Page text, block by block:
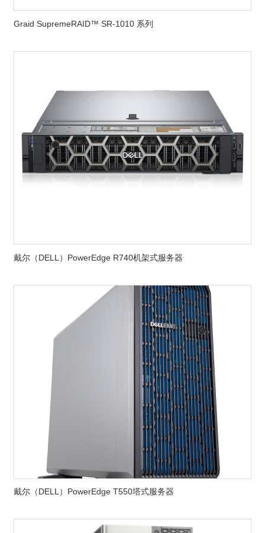
Graid SupremeRAID™ SR-1010 系列
戴尔（DELL）PowerEdge R740机架式服务器
戴尔（DELL）PowerEdge T550塔式服务器